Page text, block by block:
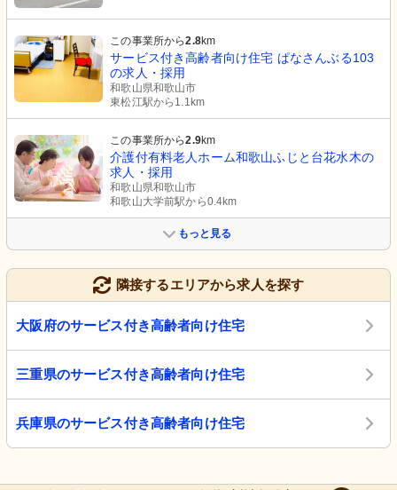
この事業所から2.8km
サービス付き高齢者向け住宅 ぱなさんぶる103
の求人・採用
和歌山県和歌山市
東松江駅から1.1km
この事業所から2.9km
介護付有料老人ホーム和歌山ふじと台花水木の
求人・採用
和歌山県和歌山市
和歌山大学前駅から0.4km
もっと見る
隣接するエリアから求人を探す
大阪府のサービス付き高齢者向け住宅
三重県のサービス付き高齢者向け住宅
兵庫県のサービス付き高齢者向け住宅